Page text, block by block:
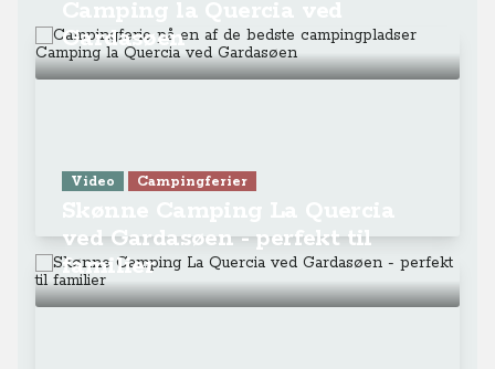
Gardasøen
Video Campingferier
ved Gardasøen - perfekt til
familier